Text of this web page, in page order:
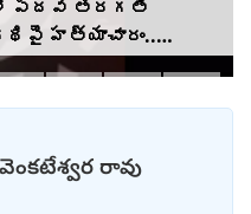
పదవ తరగతి
హత్యాచారం..
వెళ్లిన తల్లి..
రావు